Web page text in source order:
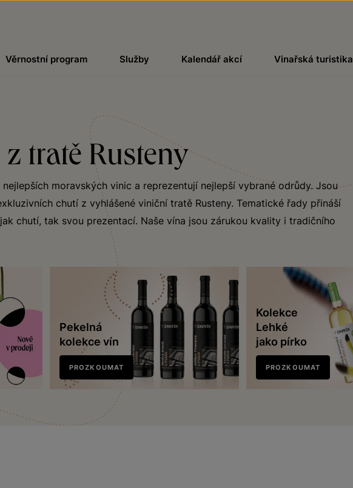
Věrnostní program Služby Kalendář akcí Vinařská turistika
tratě Rusteny
moravských vinic a reprezentují nejlepší vybrané odrůdy. Jsou
chutí z vyhlášené viniční tratě Rusteny. Tematické řady přináší
chutí, tak svou prezentací. Naše vína jsou zárukou kvality i tradičního
Pekelná
kolekce vín
PROZKOUMAT
Kolekce
Lehké
jako pírko
PROZKOUMAT